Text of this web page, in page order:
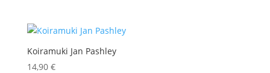
Koiramuki Jan Pashley
14,90 €